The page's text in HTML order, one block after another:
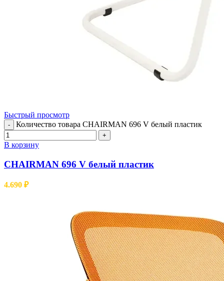
Быстрый просмотр
- Количество товара CHAIRMAN 696 V белый пластик
+
В корзину
CHAIRMAN 696 V белый пластик
4.690 ₽